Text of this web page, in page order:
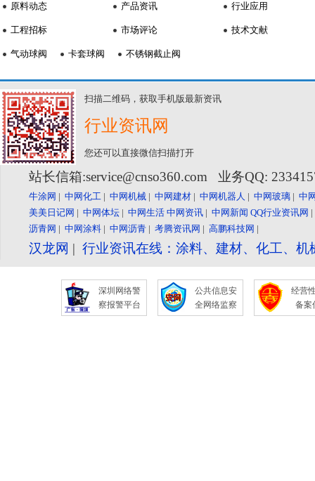
原料动态
工程招标
产品资讯
市场评论
行业应用
技术文献
气动球阀 卡套球阀 不锈钢截止阀
扫描二维码，获取手机版最新资讯
行业资讯网
您还可以直接微信扫描打开
站长信箱:service@cnso360.com 业务QQ:
牛涂网 | 中网化工 | 中网机械 | 中网建材 | 中网机器人 | 中网玻璃 | 中
美美日记网 | 中网体坛 | 中网生活 中网资讯 | 中网新闻 QQ行业资讯网
沥青网 | 中网涂料 | 中网沥青 | 考腾资讯网 | 高鹏科技网 |
汉龙网 | 行业资讯在线：涂料、建材、化工、
深圳网络警
察报警平台
公共信息安
全网络监察
经营
备案